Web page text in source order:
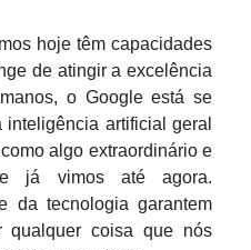
hoje têm capacidades
de atingir a excelência
o Google está se
artificial geral
algo extraordinário e
já vimos até agora.
da tecnologia garantem
qualquer coisa que nós